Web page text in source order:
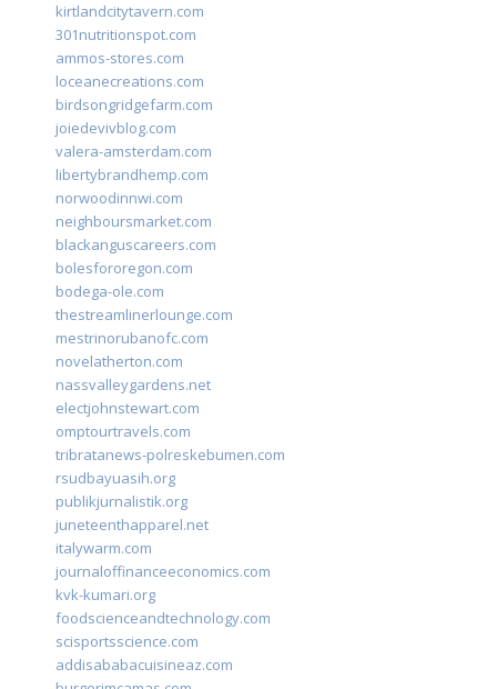
kirtlandcitytavern.com
301nutritionspot.com
ammos-stores.com
loceanecreations.com
birdsongridgefarm.com
joiedevivblog.com
valera-amsterdam.com
libertybrandhemp.com
norwoodinnwi.com
neighboursmarket.com
blackanguscareers.com
bolesfororegon.com
bodega-ole.com
thestreamlinerlounge.com
mestrinorubanofc.com
novelatherton.com
nassvalleygardens.net
electjohnstewart.com
omptourtravels.com
tribratanews-polreskebumen.com
rsudbayuasih.org
publikjurnalistik.org
juneteenthapparel.net
italywarm.com
journaloffinanceeconomics.com
kvk-kumari.org
foodscienceandtechnology.com
scisportsscience.com
addisababacuisineaz.com